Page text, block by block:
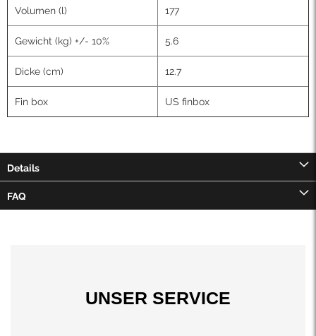
Volumen (l) 177
Gewicht (kg) +/- 10% 5.6
Dicke (cm) 12.7
Fin box US finbox
Details
FAQ
UNSER SERVICE